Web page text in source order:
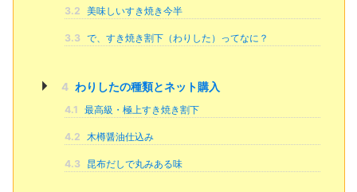
3.2 美味しいすき焼き今半
3.3 で、すき焼き割下（わりした）ってなに？
4 わりしたの種類とネット購入
4.1 最高級・極上すき焼き割下
4.2 木樽醤油仕込み
4.3 昆布だしで丸みある味